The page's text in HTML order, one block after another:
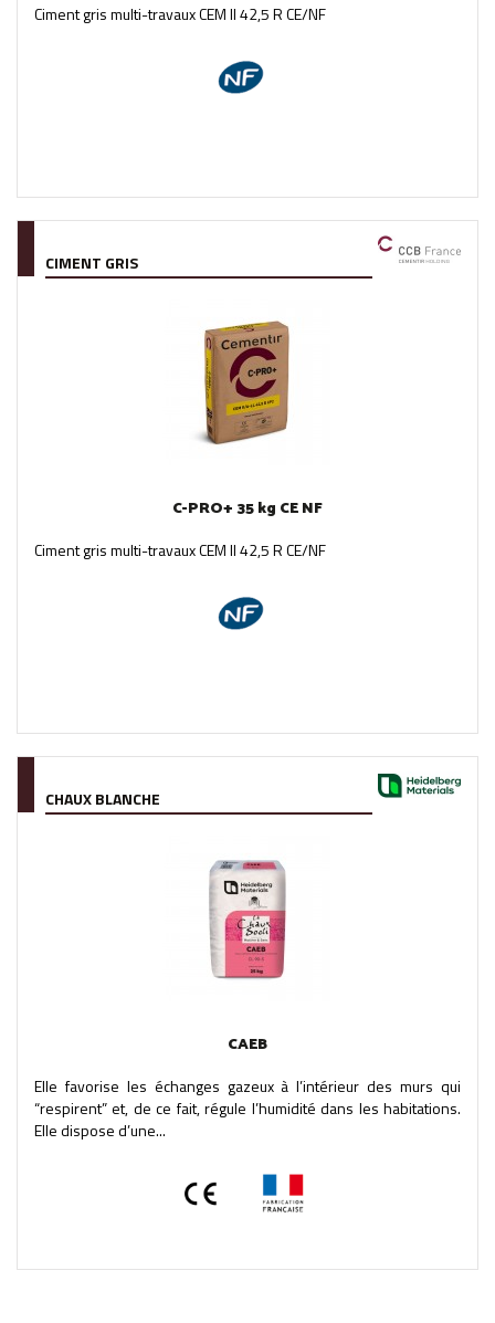
Ciment gris multi-travaux CEM II 42,5 R CE/NF
CIMENT GRIS
C-PRO+ 35 kg CE NF
Ciment gris multi-travaux CEM II 42,5 R CE/NF
CHAUX BLANCHE
CAEB
Elle favorise les échanges gazeux à l’intérieur des murs qui
“respirent” et, de ce fait, régule l’humidité dans les habitations.
Elle dispose d’une...